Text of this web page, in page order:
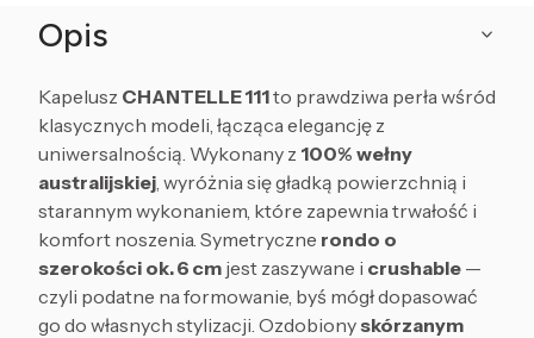
Opis
Kapelusz CHANTELLE 111to prawdziwa perła wśród
klasycznych modeli, łącząca elegancję z
uniwersalnością. Wykonany z 100% wełny
australijskiej , wyróżnia się gładką powierzchnią i
starannym wykonaniem, które zapewnia trwałość i
komfort noszenia. Symetryczne rondo o
szerokości ok. 6 cm jest zaszywane i crushable —
czyli podatne na formowanie, byś mógł dopasować
go do własnych stylizacji. Ozdobionyskórzanym